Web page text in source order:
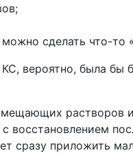
сделать что-то
вероятно, была бы
растворов
восстановлением
сразу приложить